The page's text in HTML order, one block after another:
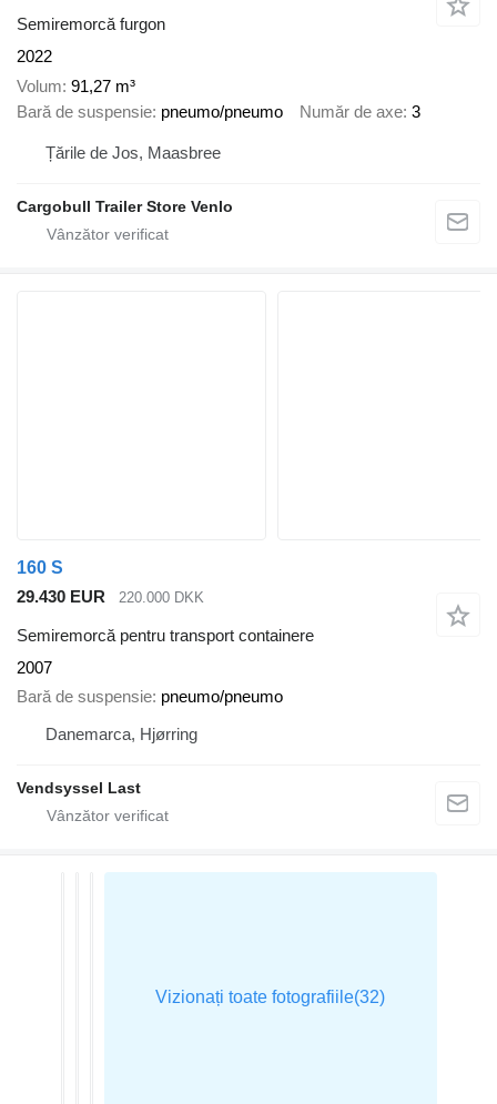
Semiremorcă furgon
2022
Volum 91,27 m³
Bară de suspensie pneumo/pneumo Număr de axe 3
Țările de Jos, Maasbree
Cargobull Trailer Store Venlo
160 S
29.430 EUR
220.000 DKK
Semiremorcă pentru transport containere
2007
Bară de suspensie pneumo/pneumo
Danemarca, Hjørring
Vendsyssel Last